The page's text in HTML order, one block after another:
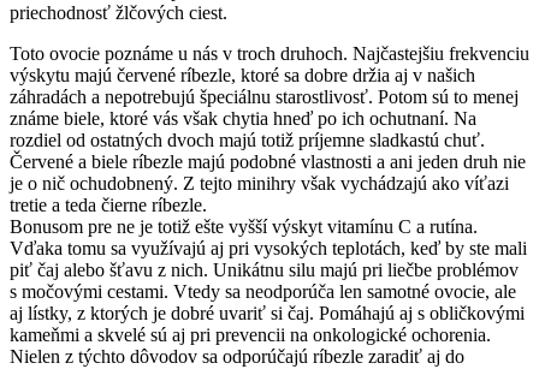
priechodnosť žlčových ciest.
Toto ovocie poznáme u nás v troch druhoch. Najčastejšiu frekvenciu
výskytu majú červené ríbezle, ktoré sa dobre držia aj v našich
záhradách a nepotrebujú špeciálnu starostlivosť. Potom sú to menej
známe biele, ktoré vás však chytia hneď po ich ochutnaní. Na
rozdiel od ostatných dvoch majú totiž príjemne sladkastú chuť.
Červené a biele ríbezle majú podobné vlastnosti a ani jeden druh nie
je o nič ochudobnený. Z tejto minihry však vychádzajú ako víťazi
tretie a teda čierne ríbezle.
Bonusom pre ne je totiž ešte vyšší výskyt vitamínu C a rutína.
Vďaka tomu sa využívajú aj pri vysokých teplotách, keď by ste mali
piť čaj alebo šťavu z nich. Unikátnu silu majú pri liečbe problémov
s močovými cestami. Vtedy sa neodporúča len samotné ovocie, ale
aj lístky, z ktorých je dobré uvariť si čaj. Pomáhajú aj s obličkovými
kameňmi a skvelé sú aj pri prevencii na onkologické ochorenia.
Nielen z týchto dôvodov sa odporúčajú ríbezle zaradiť aj do